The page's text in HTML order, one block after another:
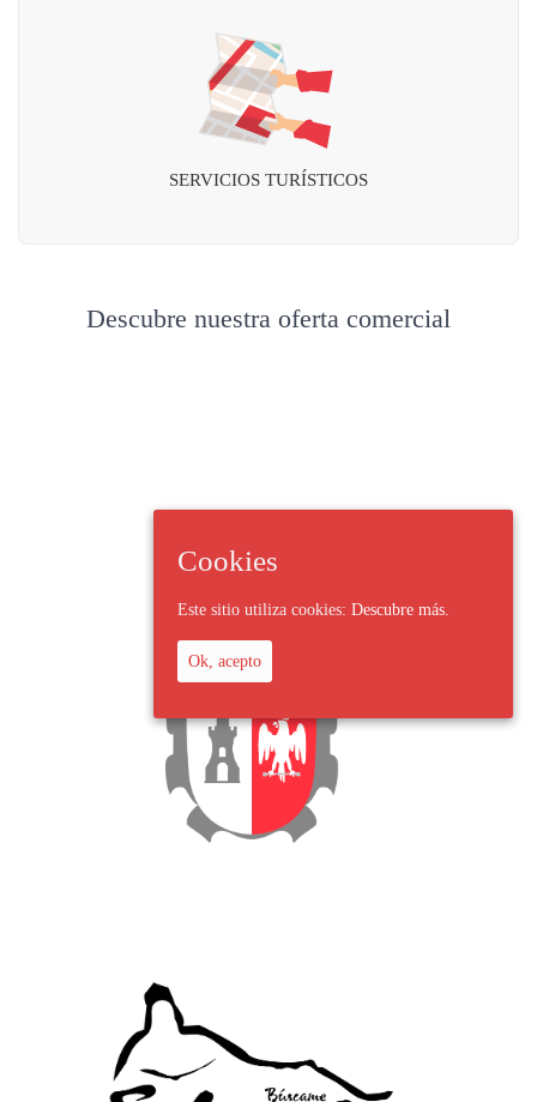
SERVICIOS TURÍSTICOS
Descubre nuestra oferta comercial
Cookies
Este sitio utiliza cookies: Descubre más.
Ok, acepto